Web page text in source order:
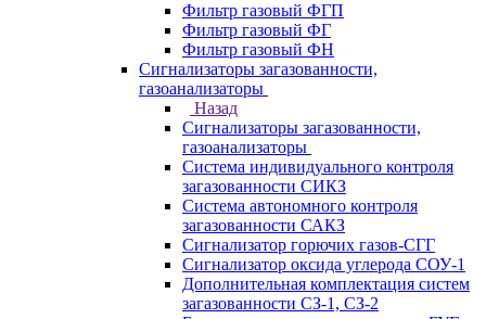
Фильтр газовый ФГП
Фильтр газовый ФГ
Фильтр газовый ФН
Сигнализаторы загазованности,
газоанализаторы
Назад
Сигнализаторы загазованности,
газоанализаторы
Система индивидуального контроля
загазованности СИКЗ
Система автономного контроля
загазованности САКЗ
Сигнализатор горючих газов-СГГ
Сигнализатор оксида углерода СОУ-1
Дополнительная комплектация систем
загазованности СЗ-1, СЗ-2